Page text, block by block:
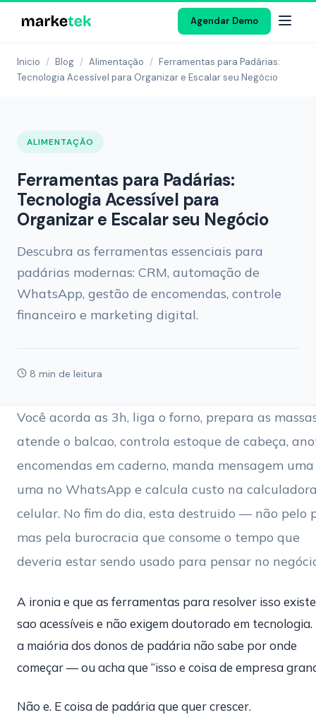
Agendar Demo
Inicio / Blog / Alimentação / Ferramentas para Padárias:
Tecnologia Acessível para Organizar e Escalar seu Negócio
ALIMENTAÇÃO
Ferramentas para Padárias:
Tecnologia Acessível para
Organizar e Escalar seu Negócio
Descubra as ferramentas essenciais para
padárias modernas: CRM, automação de
WhatsApp, gestão de encomendas, controle
financeiro e marketing digital.
8 min de leitura
Você acorda as 3h, liga o forno, prepara as
atende o balcao, controla estoque de cabeça,
encomendas em caderno, manda mensagem
uma no WhatsApp e calcula custo na
celular. No fim do dia, esta destruido — não pelo
mas pela burocracia que consome o tempo que
deveria estar sendo usado para pensar no
A ironia e que as ferramentas para resolver isso
sao acessíveis e não exigem doutorado em tecnologia.
a maiória dos donos de padária não sabe por onde
começar — ou acha que “isso e coisa de empresa
Não e. E coisa de padária que quer crescer.